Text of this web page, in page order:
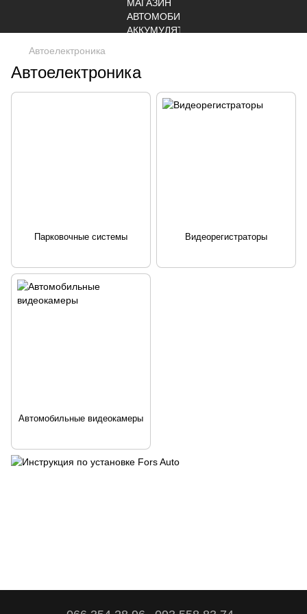
Автоелектроника
Автоелектроника
Парковочные системы Видеорегистраторы
Автомобильные видеокамеры